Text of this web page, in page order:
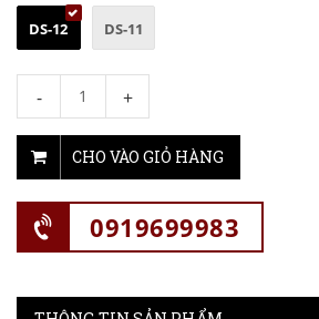
DS-12 DS-11
- +
CHO VÀO GIỎ HÀNG
0919699983